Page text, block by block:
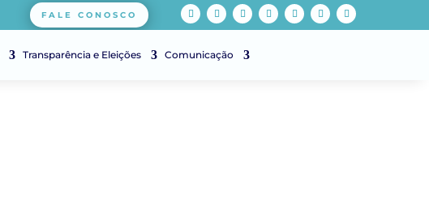
FALE CONOSCO
Transparência e Eleições Comunicação